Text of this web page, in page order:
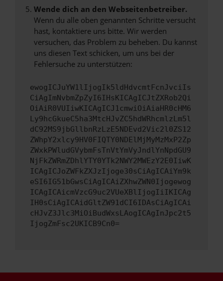
Wende dich an den Webseitenbetreiber.
Wenn du alle oben genannten Schritte versucht
hast, kontaktiere uns bitte. Wir werden
versuchen, das Problem zu beheben. Du kannst
uns diesen Text schicken, um uns bei der
Fehlersuche zu unterstützen:
ewogICJuYW1lIjogIk5ldHdvcmtFcnJvciIs
CiAgImNvbmZpZyI6IHsKICAgICJtZXRob2Qi
OiAiR0VUIiwKICAgICJ1cmwiOiAiaHR0cHM6
Ly9hcGkueC5ha3MtcHJvZC5hdWRhcmlzLm5l
dC92MS9jbGllbnRzLzE5NDEvd2Vic2l0ZS12
ZWhpY2xlcy9HV0FIQTY0NDElMjMyMzMxP2Zp
ZWxkPWludGVybmFsTnVtYmVyJndlYnNpdGU9
NjFkZWRmZDhlYTY0YTk2NWY2MWEzY2E0IiwK
ICAgICJoZWFkZXJzIjoge30sCiAgICAiYm9k
eSI6IG51bGwsCiAgICAiZXhwZWN0Ijogewog
ICAgICAicmVzcG9uc2VUeXBlIjogIiIKICAg
IH0sCiAgICAidGltZW91dCI6IDAsCiAgICAi
cHJvZ3Jlc3MiOiBudWxsLAogICAgInJpc2t5
IjogZmFsc2UKICB9Cn0=